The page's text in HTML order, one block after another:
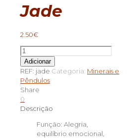
Jade
2.50€
Quantidade
de
Jade
Adicionar
REF: jade Categoria: Minerais e
Pêndulos
Share
0
Descrição
Função: Alegria,
equilíbrio emocional,